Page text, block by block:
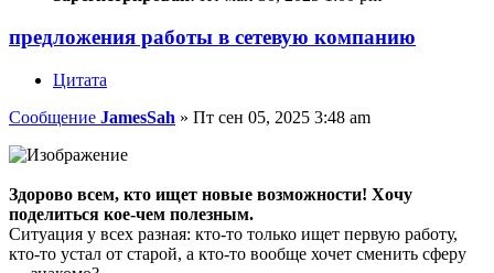
предложения работы в сетевую компанию
Цитата
Сообщение JamesSah » Пт сен 05, 2025 3:48 am
Здорово всем, кто ищет новые возможности! Хочу
поделиться кое-чем полезным.
Ситуация у всех разная: кто-то только ищет первую работу,
кто-то устал от старой, а кто-то вообще хочет сменить сферу